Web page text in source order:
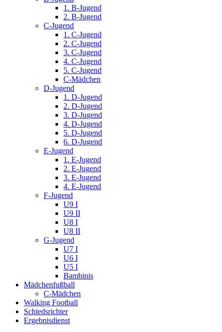
1. B-Jugend
2. B-Jugend
C-Jugend
1. C-Jugend
2. C-Jugend
3. C-Jugend
4. C-Jugend
5. C-Jugend
C-Mädchen
D-Jugend
1. D-Jugend
2. D-Jugend
3. D-Jugend
4. D-Jugend
5. D-Jugend
6. D-Jugend
E-Jugend
1. E-Jugend
2. E-Jugend
3. E-Jugend
4. E-Jugend
F-Jugend
U9 I
U9 II
U8 I
U8 II
G-Jugend
U7 I
U6 I
U5 I
Bambinis
Mädchenfußball
C-Mädchen
Walking Football
Schiedsrichter
Ergebnisdienst